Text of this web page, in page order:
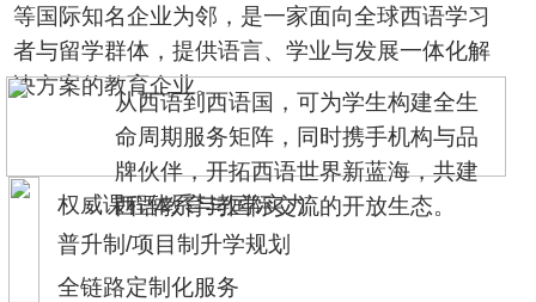
全链路定制化服务
普升制/项目制升学规划
权威课程体系与教学实力
从西语到西语国，可为学生构建全生
命周期服务矩阵，同时携手机构与品
牌伙伴，开拓西语世界新蓝海，共建
西语教育与国际交流的开放生态。
等国际知名企业为邻，是一家面向全球西语学习
者与留学群体，提供语言、学业与发展一体化解
决方案的教育企业。